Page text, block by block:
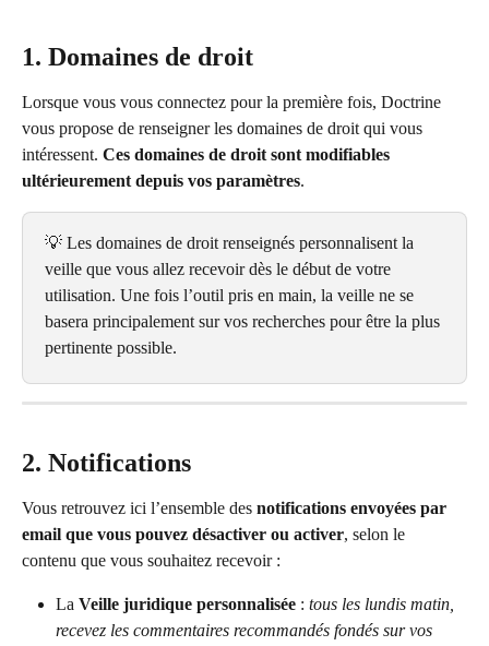
1. Domaines de droit
Lorsque vous vous connectez pour la première fois, Doctrine
vous propose de renseigner les domaines de droit qui vous
intéressent. Ces domaines de droit sont modifiables
ultérieurement depuis vos paramètres.
💡 Les domaines de droit renseignés personnalisent la
veille que vous allez recevoir dès le début de votre
utilisation. Une fois l’outil pris en main, la veille ne se
basera principalement sur vos recherches pour être la plus
pertinente possible.
2. Notifications
Vous retrouvez ici l’ensemble des notifications envoyées par
email que vous pouvez désactiver ou activer, selon le
contenu que vous souhaitez recevoir :
La Veille juridique personnalisée : tous les lundis matin,
recevez les commentaires recommandés fondés sur vos